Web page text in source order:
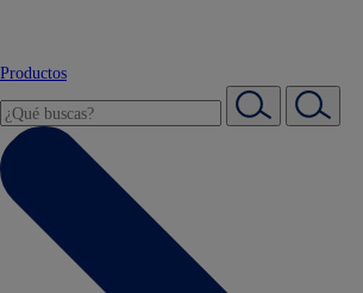
Productos